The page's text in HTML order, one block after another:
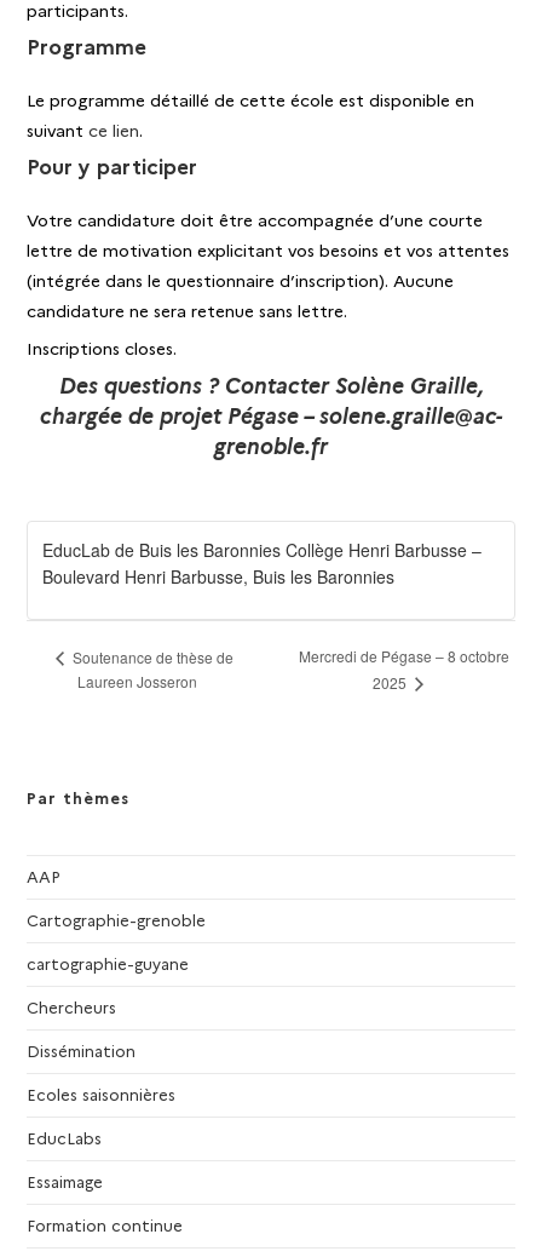
participants.
Programme
Le programme détaillé de cette école est disponible en
suivantce lien.
Pour y participer
Votre candidature doit être accompagnée d’une courte
lettre de motivation explicitant vos besoins et vos attentes
(intégrée dans le questionnaire d’inscription). Aucune
candidature ne sera retenue sans lettre.
Inscriptions closes.
Des questions ? Contacter Solène Graille,
chargée de projet Pégase – solene.graille@ac-
grenoble.fr
EducLab de Buis les Baronnies Collège Henri Barbusse –
Boulevard Henri Barbusse, Buis les Baronnies
a
i
n
É
è
n
e
n
Soutenance de thèse de
Laureen Josseron
Mercredi de Pégase – 8 octobre
2025
Par thèmes
AAP
Cartographie-grenoble
cartographie-guyane
Chercheurs
Dissémination
Ecoles saisonnières
EducLabs
Essaimage
Formation continue